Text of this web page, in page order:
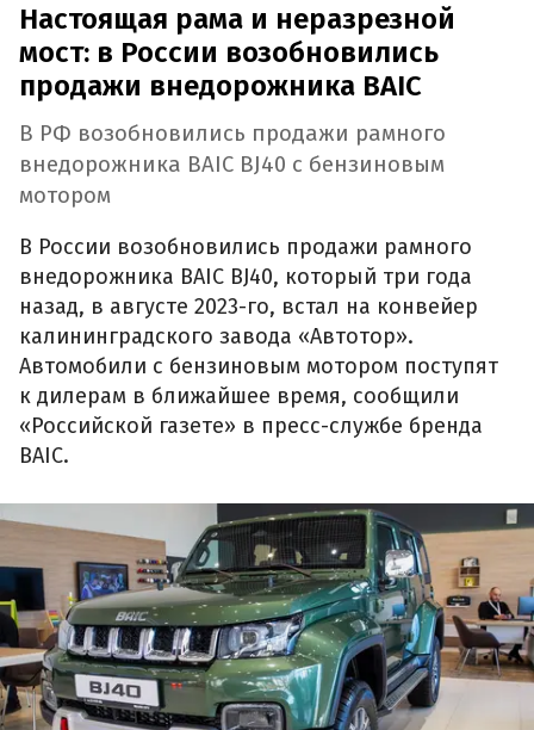
Настоящая рама и неразрезной
мост: в России возобновились
продажи внедорожника BAIC
В РФ возобновились продажи рамного
внедорожника BAIC BJ40 с бензиновым
мотором
В России возобновились продажи рамного
внедорожника BAIC BJ40, который три года
назад, в августе 2023-го, встал на конвейер
калининградского завода «Автотор».
Автомобили с бензиновым мотором поступят
к дилерам в ближайшее время, сообщили
«Российской газете» в пресс-службе бренда
BAIC.